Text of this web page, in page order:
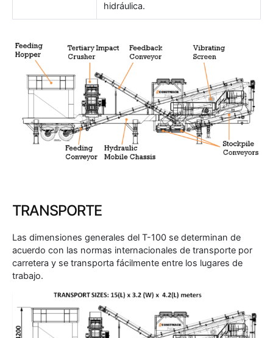
hidráulica.
TRANSPORTE
Las dimensiones generales del T-100 se determinan de
acuerdo con las normas internacionales de transporte por
carretera y se transporta fácilmente entre los lugares de
trabajo.